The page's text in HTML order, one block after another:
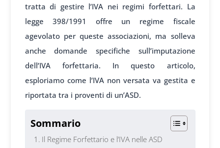
tratta di gestire l’IVA nei regimi forfettari. La
legge 398/1991 offre un regime fiscale
agevolato per queste associazioni, ma solleva
anche domande specifiche sull’imputazione
dell’IVA forfettaria. In questo articolo,
esploriamo come l’IVA non versata va gestita e
riportata tra i proventi di un’ASD.
Sommario
Il Regime Forfettario e l’IVA nelle ASD